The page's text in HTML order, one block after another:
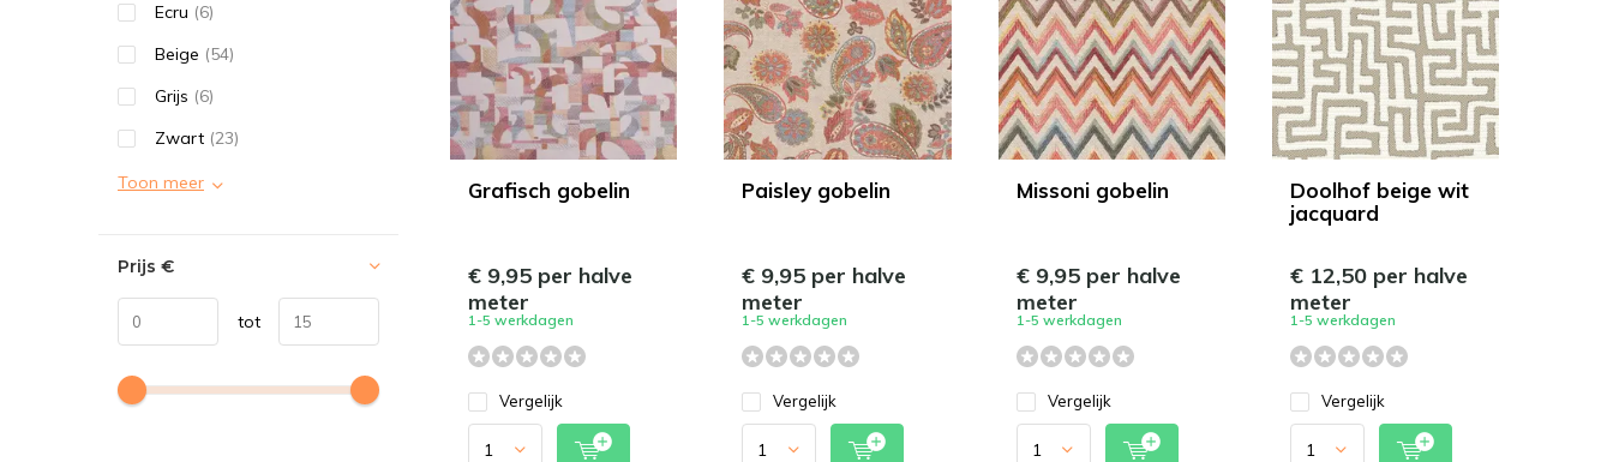
Grafisch gobelin
€ 9,95 per halve
meter
1-5 werkdagen
Vergelijk
Paisley gobelin
€ 9,95 per halve
meter
1-5 werkdagen
Vergelijk
Missoni gobelin
€ 9,95 per halve
meter
1-5 werkdagen
Vergelijk
Doolhof beige wit
jacquard
€ 12,50 per halve
meter
1-5 werkdagen
Vergelijk
Ecru (6)
Beige (54)
Grijs (6)
Zwart (23)
Toon meer
Prijs €
tot